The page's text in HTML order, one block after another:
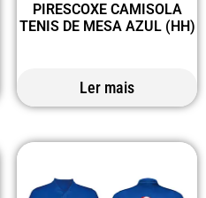
PIRESCOXE CAMISOLA
TENIS DE MESA AZUL (HH)
Ler mais